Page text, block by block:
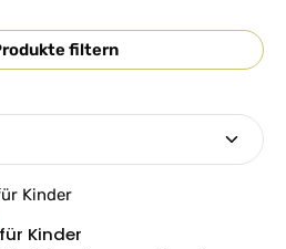
filtern
Kinder